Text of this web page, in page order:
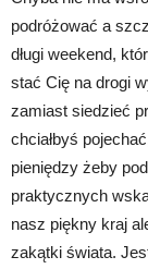
podróżować a
długi weekend,
stać Cię na drogi
zamiast siedzieć
chciałbyś
pieniędzy żeby
praktycznych
nasz piękny kraj
zakątki świata.